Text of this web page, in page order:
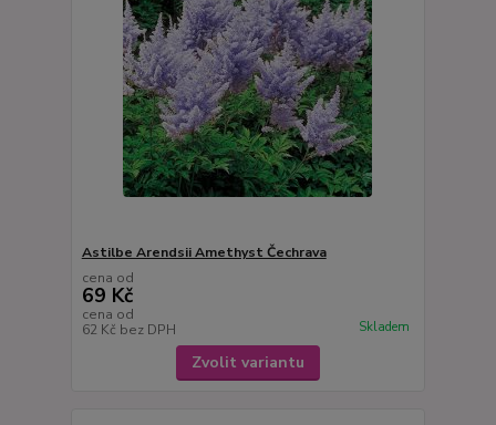
Astilbe Arendsii Amethyst Čechrava
cena od
69 Kč
cena od
62 Kč bez DPH Skladem
Zvolit variantu